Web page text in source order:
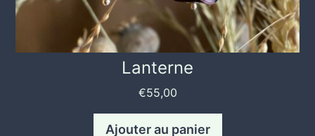
Lanterne
€55,00
Ajouter au panier